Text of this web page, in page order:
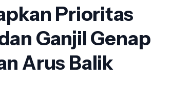
Prioritas
Ganjil Genap
Arus Balik